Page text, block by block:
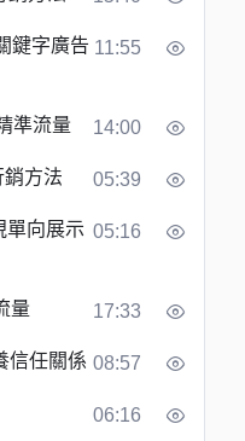
鍵字廣告 11:55
準流量 14:00
方法 05:39
單向展示 05:16
量 17:33
信任關係 08:57
06:16